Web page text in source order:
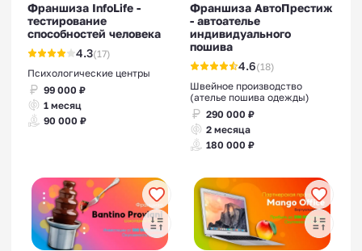
Франшиза InfoLife -
тестирование
способностей человека
4.3(17)
Психологические центры
99 000 ₽
1 месяц
90 000 ₽
Франшиза АвтоПрестиж
- автоателье
индивидуального
пошива
4.6(18)
Швейное производство
(ателье пошива одежды)
290 000 ₽
2 месяца
180 000 ₽